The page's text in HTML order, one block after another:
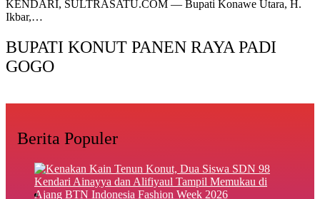
KENDARI, SULTRASATU.COM — Bupati Konawe Utara, H.
Ikbar,…
BUPATI KONUT PANEN RAYA PADI
GOGO
Berita Populer